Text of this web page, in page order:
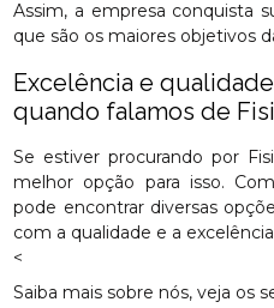
Assim, a empresa conquista
que são os maiores objetivos
Excelência e
quando falamos de
Se estiver procurando por
melhor opção para isso.
pode encontrar diversas
com a qualidade e a
<
Saiba mais sobre nós, veja os